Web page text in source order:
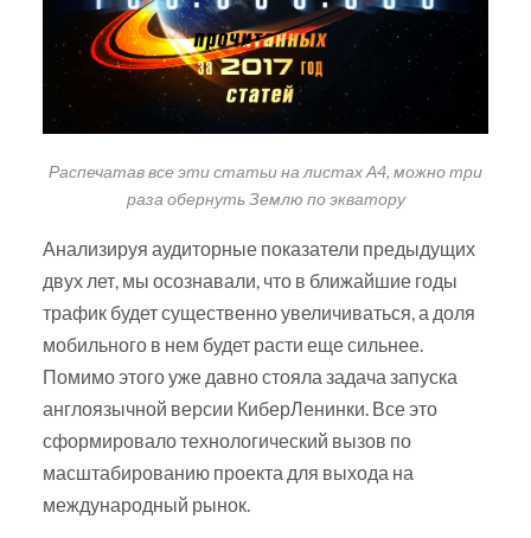
Распечатав все эти статьи на листах А4, можно три
раза обернуть Землю по экватору
Анализируя аудиторные показатели предыдущих
двух лет, мы осознавали, что в ближайшие годы
трафик будет существенно увеличиваться, а доля
мобильного в нем будет расти еще сильнее.
Помимо этого уже давно стояла задача запуска
англоязычной версии КиберЛенинки. Все это
сформировало технологический вызов по
масштабированию проекта для выхода на
международный рынок.